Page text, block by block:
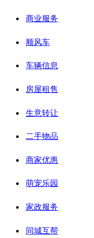
商业服务
顺风车
车辆信息
房屋租售
生意转让
二手物品
商家优惠
萌宠乐园
家政服务
同城互帮